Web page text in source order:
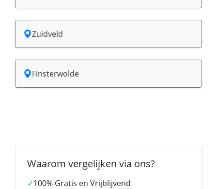
Zuidveld
Finsterwolde
Waarom vergelijken via ons?
✓100% Gratis en Vrijblijvend